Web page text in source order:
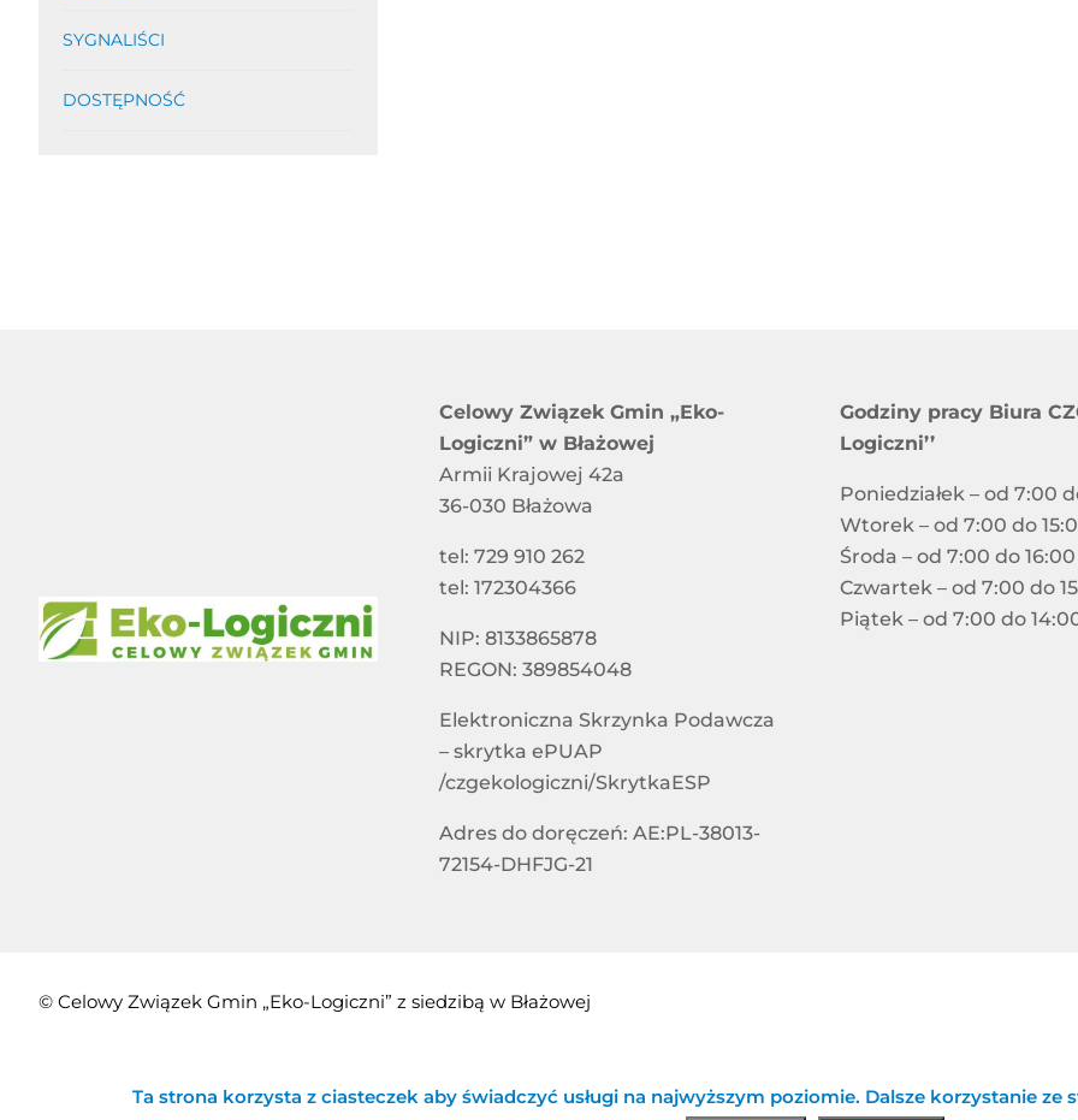
SYGNALIŚCI
DOSTĘPNOŚĆ
Celowy Związek Gmin „Eko-
Logiczni” w Błażowej
Armii Krajowej 42a
36-030 Błażowa
tel: 729 910 262
tel: 172304366
NIP: 8133865878
REGON: 389854048
Elektroniczna Skrzynka Podawcza
– skrytka ePUAP
/czgekologiczni/SkrytkaESP
Adres do doręczeń: AE:PL-38013-
72154-DHFJG-21
Godziny pracy Biura
Logiczni’’
Poniedziałek – od 7:00
Wtorek – od 7:00 do
Środa – od 7:00 do 16:00
Czwartek – od 7:00 do
Piątek – od 7:00 do
© Celowy Związek Gmin „Eko-Logiczni” z siedzibą w Błażowej
Ta strona korzysta z ciasteczek aby świadczyć usługi na najwyższym poziomie. Dalsze korzystanie ze